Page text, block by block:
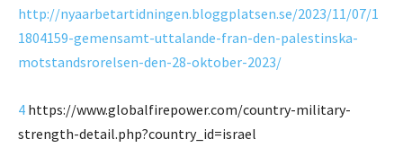
http://nyaarbetartidningen.bloggplatsen.se/2023/11/07/1
1804159-gemensamt-uttalande-fran-den-palestinska-
motstandsrorelsen-den-28-oktober-2023/
4 https://www.globalfirepower.com/country-military-
strength-detail.php?country_id=israel